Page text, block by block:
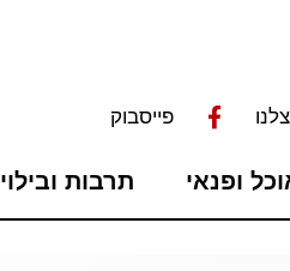
פייסבוק
ופנאי תרבות ובילוי